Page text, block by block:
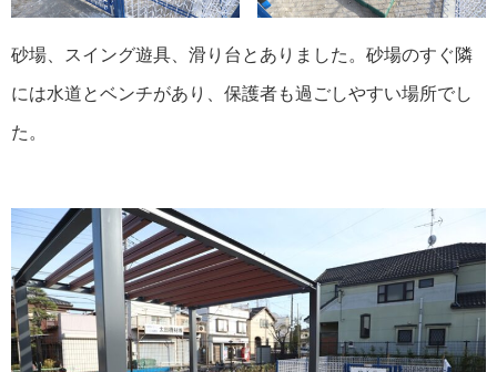
砂場、スイング遊具、滑り台とありました。砂場のすぐ隣
には水道とベンチがあり、保護者も過ごしやすい場所でし
た。